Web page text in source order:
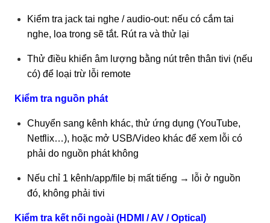
Kiểm tra jack tai nghe / audio-out: nếu có cắm tai
nghe, loa trong sẽ tắt. Rút ra và thử lại
Thử điều khiển âm lượng bằng nút trên thân tivi (nếu
có) để loại trừ lỗi remote
Kiểm tra nguồn phát
Chuyển sang kênh khác, thử ứng dụng (YouTube,
Netflix…), hoặc mở USB/Video khác để xem lỗi có
phải do nguồn phát không
Nếu chỉ 1 kênh/app/file bị mất tiếng → lỗi ở nguồn
đó, không phải tivi
Kiểm tra kết nối ngoài (HDMI / AV / Optical)